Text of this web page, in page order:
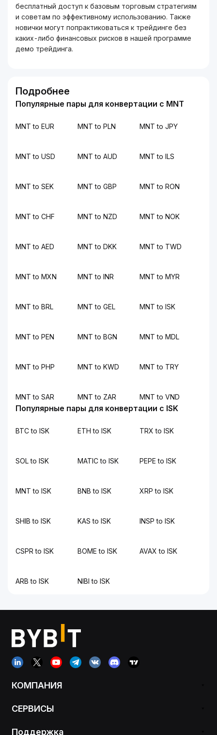
бесплатный доступ к базовым торговым стратегиям
и советам по эффективному использованию. Также
новички могут попрактиковаться к трейдинге без
каких-либо финансовых рисков в нашей программе
демо трейдинга.
Подробнее
Популярные пары для конвертации с MNT
MNT to EUR MNT to PLN MNT to JPY
MNT to USD MNT to AUD MNT to ILS
MNT to SEK MNT to GBP MNT to RON
MNT to CHF MNT to NZD MNT to NOK
MNT to AED MNT to DKK MNT to TWD
MNT to MXN MNT to INR MNT to MYR
MNT to BRL MNT to GEL MNT to ISK
MNT to PEN MNT to BGN MNT to MDL
MNT to PHP MNT to KWD MNT to TRY
MNT to SAR MNT to ZAR MNT to VND
Популярные пары для конвертации с ISK
BTC to ISK ETH to ISK TRX to ISK
SOL to ISK MATIC to ISK PEPE to ISK
MNT to ISK BNB to ISK XRP to ISK
SHIB to ISK KAS to ISK INSP to ISK
CSPR to ISK BOME to ISK AVAX to ISK
ARB to ISK NIBI to ISK
КОМПАНИЯ
СЕРВИСЫ
Поддержка